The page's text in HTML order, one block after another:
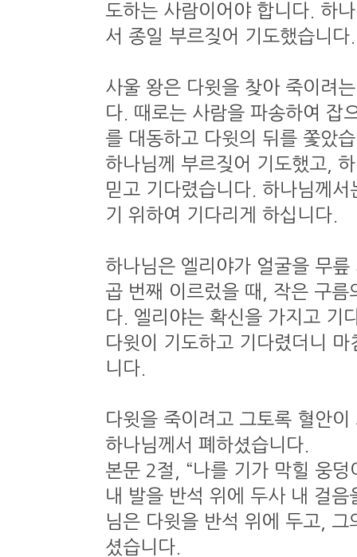
도하는 사람이어야 합니다. 하
서 종일 부르짖어 기도했습니
사울 왕은 다윗을 찾아 죽이려
다. 때로는 사람을 파송하여 잡
를 대동하고 다윗의 뒤를 쫓았
하나님께 부르짖어 기도했고,
믿고 기다렸습니다. 하나님께
기 위하여 기다리게 하십니다.
하나님은 엘리야가 얼굴을 무
곱 번째 이르렀을 때, 작은 구름
다. 엘리야는 확신을 가지고 기
다윗이 기도하고 기다렸더니
니다.
다윗을 죽이려고 그토록 혈안
하나님께서 폐하셨습니다.
본문 2절, “나를 기가 막힐 웅
내 발을 반석 위에 두사 내 걸음
님은 다윗을 반석 위에 두고,
셨습니다.